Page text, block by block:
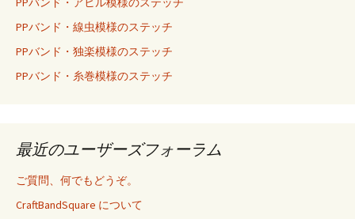
PPバンド・線虫模様のステッチ
PPバンド・独楽模様のステッチ
PPバンド・糸巻模様のステッチ
最近のユーザーズフォーラム
ご質問、何でもどうぞ。
CraftBandSquare について